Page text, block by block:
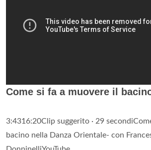
Come si fa a muovere il
3:4316:20Clip suggerito · 29
bacino nella Danza Orientale- con